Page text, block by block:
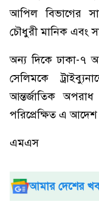
আপিল বিভাগের
চৌধুরী মানিক এবং
অন্য দিকে ঢাকা-৭
সেলিমকে
আন্তর্জাতিক অপরাধ
পরিপ্রেক্ষিত এ আদেশ
এমএস
আমার দেশের